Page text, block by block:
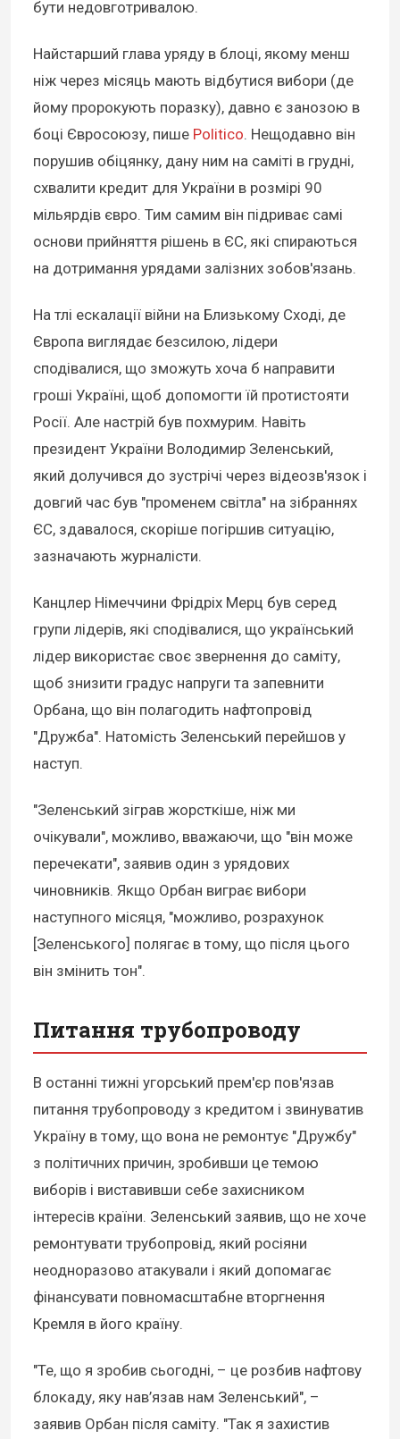
бути недовготривалою.
Найстарший глава уряду в блоці, якому менш
ніж через місяць мають відбутися вибори (де
йому пророкують поразку), давно є занозою в
боці Євросоюзу, пише Politico. Нещодавно він
порушив обіцянку, дану ним на саміті в грудні,
схвалити кредит для України в розмірі 90
мільярдів євро. Тим самим він підриває самі
основи прийняття рішень в ЄС, які спираються
на дотримання урядами залізних зобов'язань.
На тлі ескалації війни на Близькому Сході, де
Європа виглядає безсилою, лідери
сподівалися, що зможуть хоча б направити
гроші Україні, щоб допомогти їй протистояти
Росії. Але настрій був похмурим. Навіть
президент України Володимир Зеленський,
який долучився до зустрічі через відеозв'язок і
довгий час був "променем світла" на зібраннях
ЄС, здавалося, скоріше погіршив ситуацію,
зазначають журналісти.
Канцлер Німеччини Фрідріх Мерц був серед
групи лідерів, які сподівалися, що український
лідер використає своє звернення до саміту,
щоб знизити градус напруги та запевнити
Орбана, що він полагодить нафтопровід
"Дружба". Натомість Зеленський перейшов у
наступ.
"Зеленський зіграв жорсткіше, ніж ми
очікували", можливо, вважаючи, що "він може
перечекати", заявив один з урядових
чиновників. Якщо Орбан виграє вибори
наступного місяця, "можливо, розрахунок
[Зеленського] полягає в тому, що після цього
він змінить тон".
Питання трубопроводу
В останні тижні угорський прем'єр пов'язав
питання трубопроводу з кредитом і звинуватив
Україну в тому, що вона не ремонтує "Дружбу"
з політичних причин, зробивши це темою
виборів і виставивши себе захисником
інтересів країни. Зеленський заявив, що не хоче
ремонтувати трубопровід, який росіяни
неодноразово атакували і який допомагає
фінансувати повномасштабне вторгнення
Кремля в його країну.
"Те, що я зробив сьогодні, – це розбив нафтову
блокаду, яку нав’язав нам Зеленський", –
заявив Орбан після саміту. "Так я захистив